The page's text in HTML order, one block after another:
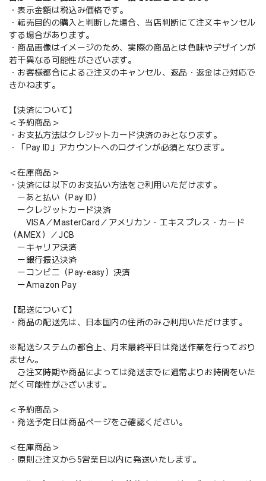
・表示金額は税込み価格です。
・転売目的の購入と判断した場合、当店判断にて注文キャンセル
する場合があります。
・商品画像はイメージのため、実際の商品とは色味やデザインが
若干異なる可能性がございます。
・お客様都合によるご注文のキャンセル、返品・返金はご対応で
きかねます。
【決済について】
＜予約商品＞
・お支払方法はクレジットカード決済のみとなります。
・「Pay ID」アカウントへのログインが必須となります。
＜在庫商品＞
・決済には以下のお支払い方法をご利用いただけます。
ーあと払い（Pay ID）
ークレジットカード決済
VISA／MasterCard／アメリカン・エキスプレス・カード
（AMEX）／JCB
ーキャリア決済
ー銀行振込決済
ーコンビニ（Pay-easy）決済
ーAmazon Pay
【配送について】
・商品の配送先は、日本国内の住所のみご利用いただけます。
※配送システムの都合上、月末最終平日は発送作業を行っており
ません。
ご注文時期や商品によっては発送までに通常よりお時間をいた
だく可能性がございます。
＜予約商品＞
・発送予定日は商品ページをご確認ください。
＜在庫商品＞
・原則ご注文から5営業日以内に発送いたします。